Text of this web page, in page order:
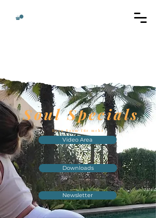
Soul Specials
Dein Raum für mehr
Video Area
Downloads
Newsletter